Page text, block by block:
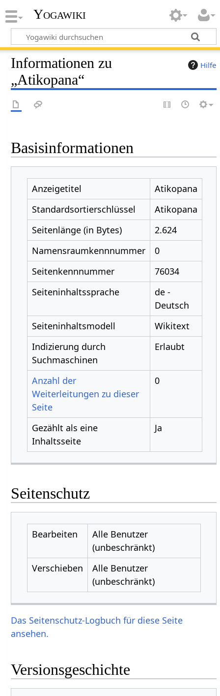
Yogawiki
Hilfe
Informationen zu
„Atikopana“
Basisinformationen
Anzeigetitel
Atikopana
Standardsortierschlüssel
Atikopana
Seitenlänge (in Bytes)
2.624
Namensraumkennnummer
0
Seitenkennnummer
76034
Seiteninhaltssprache
de -
Deutsch
Seiteninhaltsmodell
Wikitext
Indizierung durch
Suchmaschinen
Erlaubt
Anzahl der
Weiterleitungen zu dieser
Seite
0
Gezählt als eine
Inhaltsseite
Ja
Seitenschutz
Bearbeiten
Alle Benutzer
(unbeschränkt)
Verschieben
Alle Benutzer
(unbeschränkt)
Das Seitenschutz-Logbuch für diese Seite
ansehen.
Versionsgeschichte